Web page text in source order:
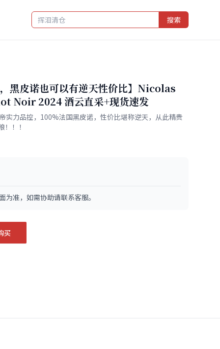
搜索
，黑皮诺也可以有逆天性价比】Nicolas
Noir 2024 酒云直采+现货速发
实力品控，100%法国黑皮诺，性价比堪称逆天，从此精贵
！！
为准，如需协助请联系客服。
买